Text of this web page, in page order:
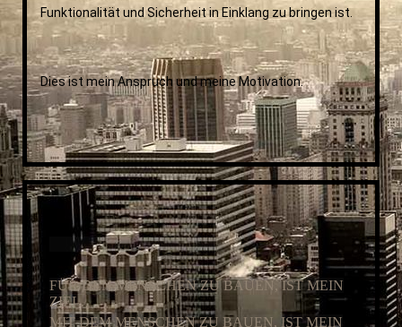
Funktionalität und Sicherheit in Einklang zu bringen ist.
Dies ist mein Anspruch und meine Motivation.
. . .
FÜR DEN MENSCHEN ZU BAUEN, IST MEIN
ZIEL.
MIT DEM MENSCHEN ZU BAUEN, IST MEIN